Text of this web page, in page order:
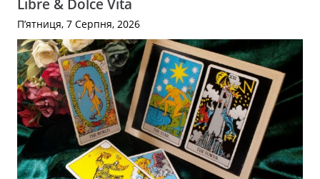
Libre & Dolce Vita
П’ятниця, 7 Серпня, 2026